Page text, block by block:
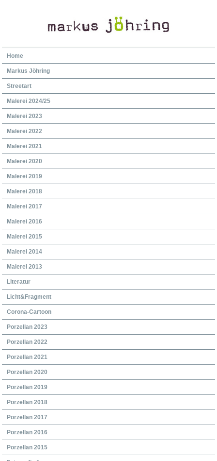
Home
Markus Jöhring
Streetart
Malerei 2024/25
Malerei 2023
Malerei 2022
Malerei 2021
Malerei 2020
Malerei 2019
Malerei 2018
Malerei 2017
Malerei 2016
Malerei 2015
Malerei 2014
Malerei 2013
Literatur
Licht&Fragment
Corona-Cartoon
Porzellan 2023
Porzellan 2022
Porzellan 2021
Porzellan 2020
Porzellan 2019
Porzellan 2018
Porzellan 2017
Porzellan 2016
Porzellan 2015